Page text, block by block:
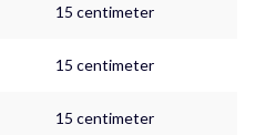
15 centimeter
15 centimeter
15 centimeter